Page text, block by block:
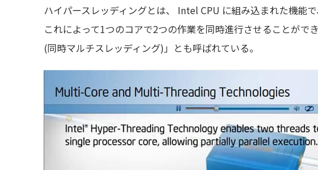
ハイパースレッディングとは、 Intel CPU に組み込まれた機能
これによって1つのコアで2つの作業を同時進行させることが
(同時マルチスレッディング)」とも呼ばれている。